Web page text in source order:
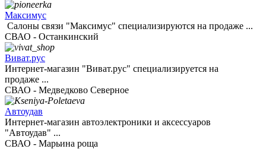
Максимус
Салоны связи "Максимус" специализируются на продаже ...
СВАО - Останкинский
Виват.рус
Интернет-магазин "Виват.рус" специализируется на
продаже ...
СВАО - Медведково Северное
Автоудав
Интернет-магазин автоэлектроники и аксессуаров
"Автоудав" ...
СВАО - Марьина роща